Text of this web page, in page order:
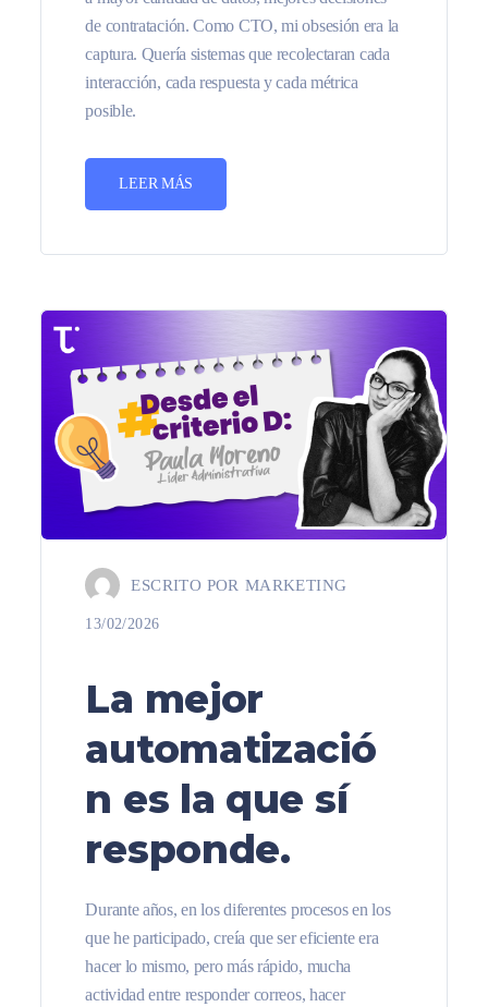
de contratación. Como CTO, mi obsesión era la
captura. Quería sistemas que recolectaran cada
interacción, cada respuesta y cada métrica
posible.
LEER MÁS
ESCRITO POR MARKETING
13/02/2026
La mejor
automatizació
n es la que sí
responde.
Durante años, en los diferentes procesos en los
que he participado, creía que ser eficiente era
hacer lo mismo, pero más rápido, mucha
actividad entre responder correos, hacer